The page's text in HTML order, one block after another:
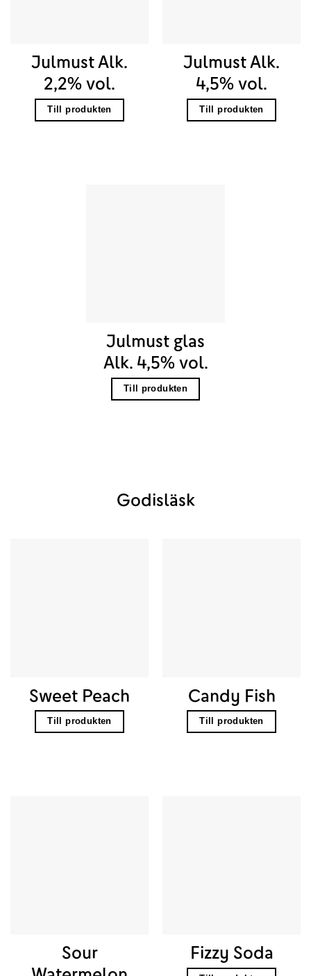
Julmust Alk.
2,2% vol.
Till produkten
Julmust Alk.
4,5% vol.
Till produkten
Julmust glas
Alk. 4,5% vol.
Till produkten
Godisläsk
Sweet Peach
Till produkten
Candy Fish
Till produkten
Sour
Fizzy Soda